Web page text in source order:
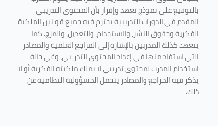
بالتوقيع على نموذج تعهد وإقرار بأن المحتوى التدريبي
المقدم في الدورات التدريبية يحترم فيه جميع قوانين الملكية
الفكرية وحقوق النشر، والاستخدام، والتعديل، والمزج. كما
يتعهد كذلك المدربين بالإشارة إلى المراجع العلمية والمصادر
التي استفاد منها في إعداد المحتوى التدريبي، وفي حالة
استخدام المدرب لمحتوى تدريبي لا يملك ملكيته الفكرية أو لا
يذكر فيه المراجع والمصادر يتحمل المسؤولية النظامية عن
ذلك.